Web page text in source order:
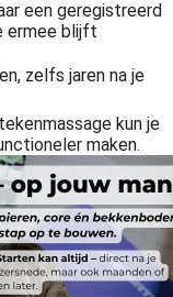
een geregistreerd
ermee blijft
zelfs jaren na je
kun je
maken.